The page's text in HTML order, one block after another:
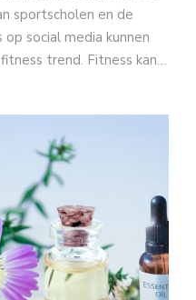
sportscholen en de
social media kunnen
trend. Fitness kan…